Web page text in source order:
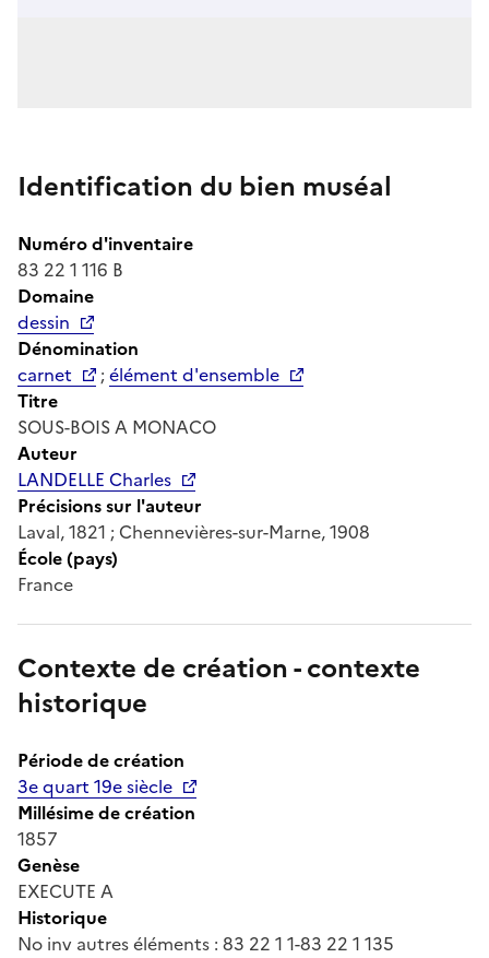
Identification du bien muséal
Numéro d'inventaire
83 22 1 116 B
Domaine
dessin
Dénomination
carnet
;élément d'ensemble
Titre
SOUS-BOIS A MONACO
Auteur
LANDELLE Charles
Précisions sur l'auteur
Laval, 1821 ; Chennevières-sur-Marne, 1908
École (pays)
France
Contexte de création - contexte
historique
Période de création
3e quart 19e siècle
Millésime de création
1857
Genèse
EXECUTE A
Historique
No inv autres éléments : 83 22 1 1-83 22 1 135